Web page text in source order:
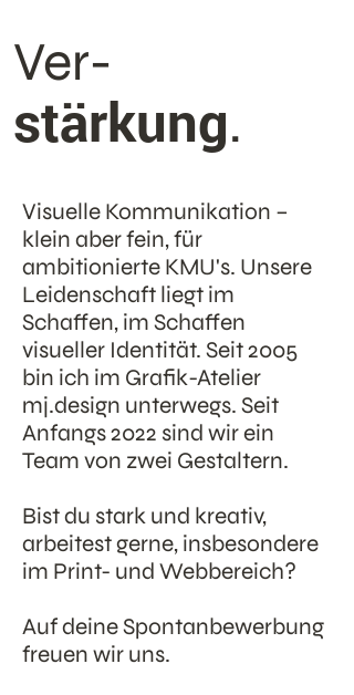
Ver-
stärkung.
Visuelle Kommunikation –
klein aber fein, für
ambitionierte KMU's. Unsere
Leidenschaft liegt im
Schaffen, im Schaffen
visueller Identität. Seit 2005
bin ich im Grafik-Atelier
mj.design unterwegs. Seit
Anfangs 2022 sind wir ein
Team von zwei Gestaltern.
Bist du stark und kreativ,
arbeitest gerne, insbesondere
im Print- und Webbereich?
Auf deine Spontanbewerbung
freuen wir uns.